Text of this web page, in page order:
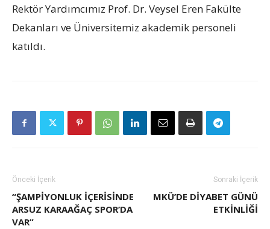
Rektör Yardımcımız Prof. Dr. Veysel Eren Fakülte
Dekanları ve Üniversitemiz akademik personeli
katıldı.
Önceki İçerik
“ŞAMPİYONLUK İÇERİSİNDE
ARSUZ KARAAĞAÇ SPOR’DA
VAR”
Sonraki İçerik
MKÜ’DE DIYABET GÜNÜ
ETKINLIĞI